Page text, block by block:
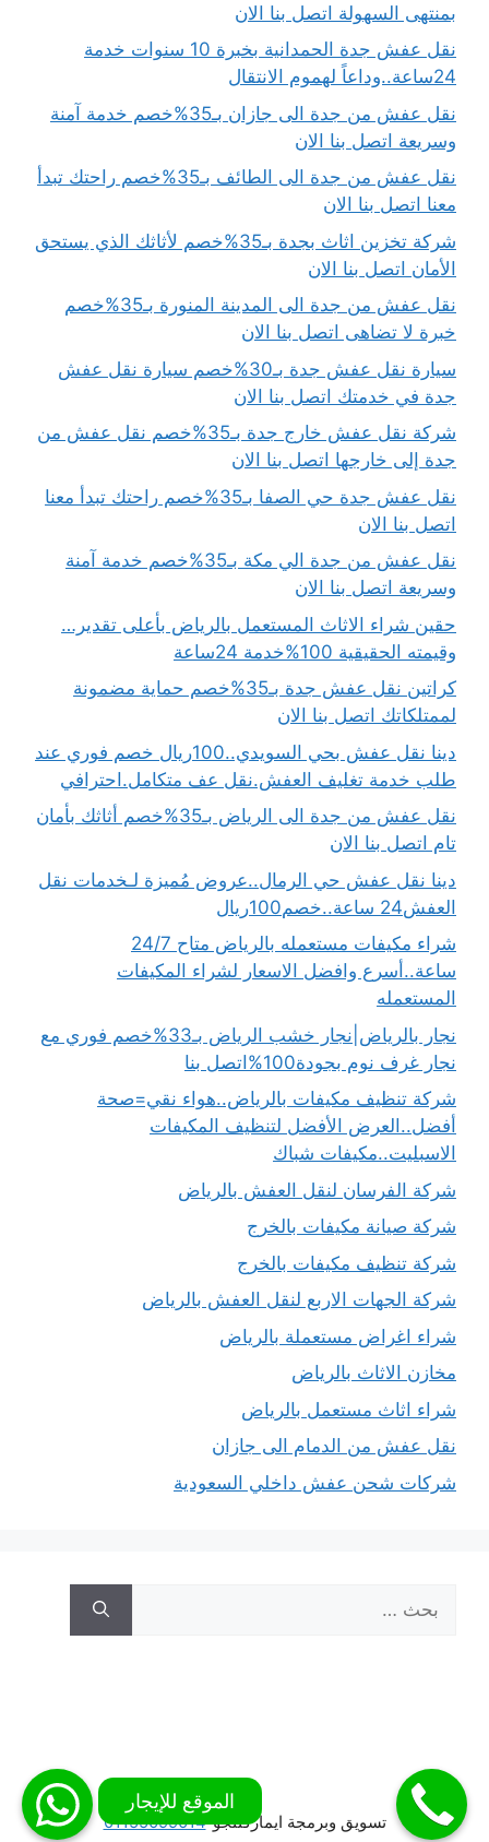
بمنتهى السهولة اتصل بنا الان
نقل عفش جدة الحمدانية بخبرة 10 سنوات خدمة
24ساعة..وداعاً لهموم الانتقال
نقل عفش من جدة الى جازان بـ35%خصم خدمة آمنة
وسريعة اتصل بنا الان
نقل عفش من جدة الى الطائف بـ35%خصم راحتك تبدأ
معنا اتصل بنا الان
شركة تخزين اثاث بجدة بـ35%خصم لأثاثك الذي يستحق
الأمان اتصل بنا الان
نقل عفش من جدة الى المدينة المنورة بـ35%خصم
خبرة لا تضاهى اتصل بنا الان
سيارة نقل عفش جدة بـ30%خصم سيارة نقل عفش
جدة في خدمتك اتصل بنا الان
شركة نقل عفش خارج جدة بـ35%خصم نقل عفش من
جدة إلى خارجها اتصل بنا الان
نقل عفش جدة حي الصفا بـ35%خصم راحتك تبدأ معنا
اتصل بنا الان
نقل عفش من جدة الي مكة بـ35%خصم خدمة آمنة
وسريعة اتصل بنا الان
حقين شراء الاثاث المستعمل بالرياض بأعلى تقدير…
وقيمته الحقيقية 100%خدمة 24ساعة
كراتين نقل عفش جدة بـ35%خصم حماية مضمونة
لممتلكاتك اتصل بنا الان
دينا نقل عفش بحي السويدي..100ريال خصم فوري عند
طلب خدمة تغليف العفش.نقل عف متكامل.احترافي
نقل عفش من جدة الى الرياض بـ35%خصم أثاثك بأمان
تام اتصل بنا الان
دينا نقل عفش حي الرمال..عروض مُميزة لـخدمات نقل
العفش24 ساعة..خصم100ريال
شراء مكيفات مستعمله بالرياض متاح 24/7
ساعة..أسرع وافضل الاسعار لشراء المكيفات
المستعمله
نجار بالرياض|نجار خشب الرياض بـ33%خصم فوري مع
نجار غرف نوم بجودة100%اتصل بنا
شركة تنظيف مكيفات بالرياض..هواء نقي=صحة
أفضل..العرض الأفضل لتنظيف المكيفات
الاسبليت..مكيفات شباك
شركة الفرسان لنقل العفش بالرياض
شركة صيانة مكيفات بالخرج
شركة تنظيف مكيفات بالخرج
شركة الجهات الاربع لنقل العفش بالرياض
شراء اغراض مستعملة بالرياض
مخازن الاثاث بالرياض
شراء اثاث مستعمل بالرياض
نقل عفش من الدمام الى جازان
شركات شحن عفش داخلي السعودية
عن:
تسويق وبرمجة ايماركتنجو 01155099014